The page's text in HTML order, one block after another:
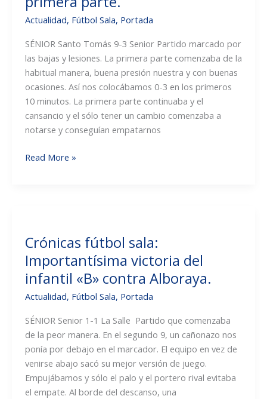
partidos
de
jornada.
Actualidad, Fútbol Sala, Portada
SÉNIOR Santo Tomás 9-3 Senior Partido marcado por
las bajas y lesiones. La primera parte comenzaba de la
habitual manera, buena presión nuestra y con buenas
ocasiones. Así nos colocábamos 0-3 en los primeros
10 minutos. La primera parte continuaba y el
cansancio y el sólo tener un cambio comenzaba a
notarse y conseguían empatarnos
Crónicas
pudo
hacerse
con
la
victoria
en
Santo
Tomás
pese
una
Read More »
Crónicas fútbol sala:
Importantísima victoria del
infantil «B» contra Alboraya.
Actualidad, Fútbol Sala, Portada
SÉNIOR Senior 1-1 La Salle Partido que comenzaba
de la peor manera. En el segundo 9, un cañonazo nos
ponía por debajo en el marcador. El equipo en vez de
venirse abajo sacó su mejor versión de juego.
Empujábamos y sólo el palo y el portero rival evitaba
el empate. Al borde del descanso, una